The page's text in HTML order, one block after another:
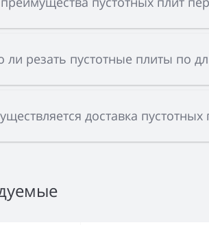
резать пустотные плиты по
доставка